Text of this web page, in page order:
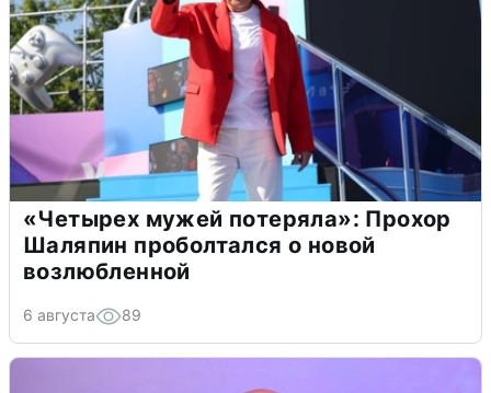
«Четырех мужей потеряла»: Прохор
Шаляпин проболтался о новой
возлюбленной
6 августа 89